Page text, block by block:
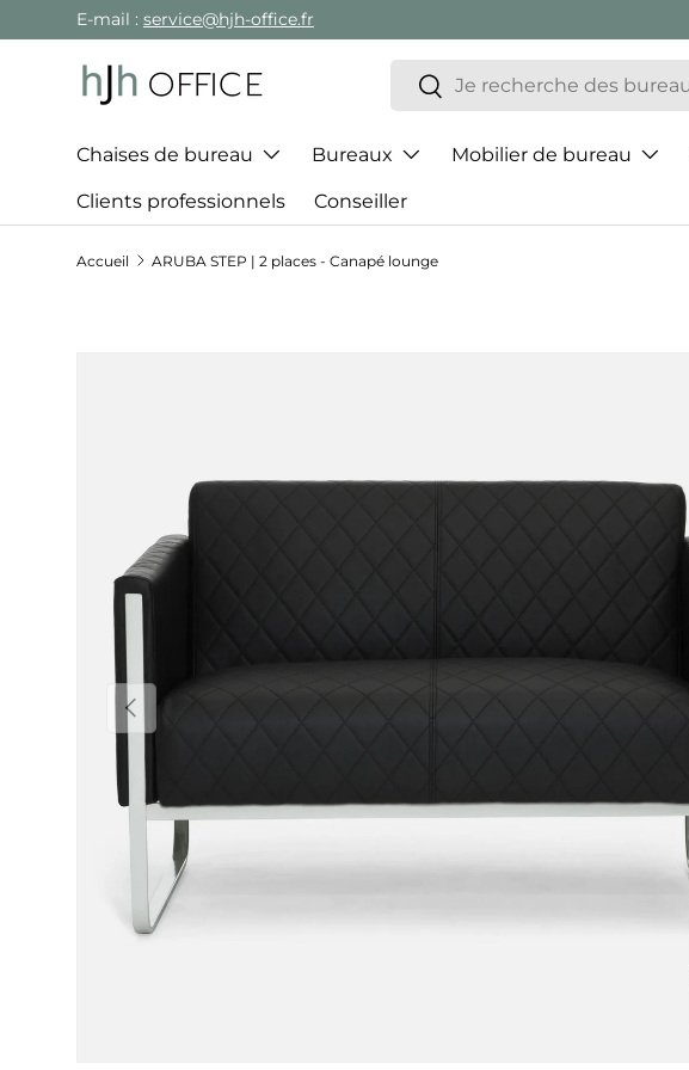
Aller au contenu
E-mail : service@hjh-office.fr
Recherche
Rechercher
Chaises de bureau Bureaux Mobilier de bureau
Clients professionnels Conseiller
Accueil ARUBA STEP | 2 places - Canapé lounge
Précédent